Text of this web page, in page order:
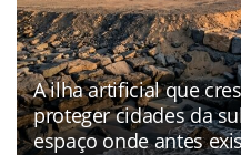
A ilha artificial que
proteger cidades da
espaço onde antes